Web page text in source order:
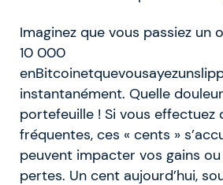
Imaginez que vous passiez un
10 000
enBitcoinetquevousayezunsli
instantanément. Quelle
portefeuille ! Si vous effectuez
fréquentes, ces « cents »
peuvent impacter vos gains
pertes. Un cent aujourd’hui,